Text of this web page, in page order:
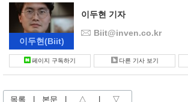
이두현(Biit)
이두현 기자
Biit@inven.co.kr
페이지 구독하기 다른 기사 보기
목록 | 본문 | △ | ▽